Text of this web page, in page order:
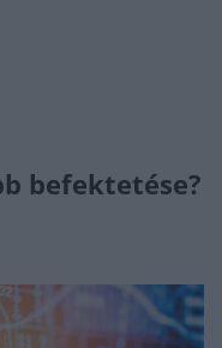
befektetése?